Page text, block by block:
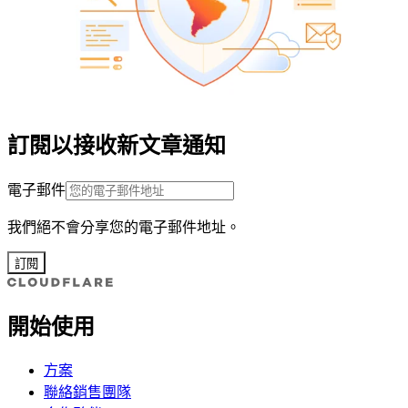
訂閱以接收新文章通知
電子郵件
我們絕不會分享您的電子郵件地址。
訂閱
開始使用
方案
聯絡銷售團隊